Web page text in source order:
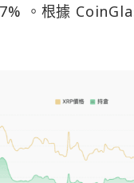
。根據